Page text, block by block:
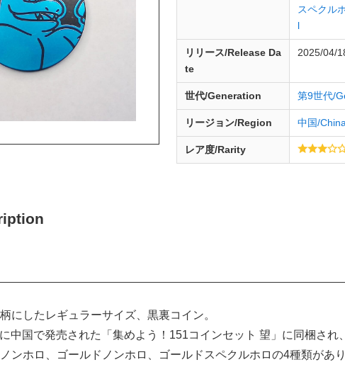
スペクル
l
リリース/ReleaseDa
te
2025/04/
世代/Generation 第9世代/
リージョン/Region 中国/
レア度/Rarity
にしたレギュラーサイズ、黒裏コイン。
中国で発売された「集めよう！151コインセット 望」に同梱され
ンホロ、ゴールドノンホロ、ゴールドスペクルホロの4種類があり